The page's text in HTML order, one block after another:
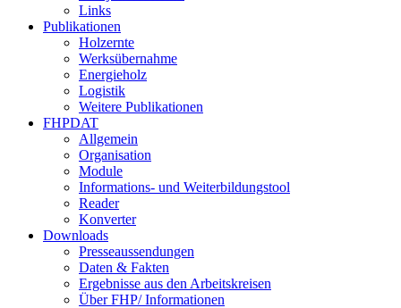
Links
Publikationen
Holzernte
Werksübernahme
Energieholz
Logistik
Weitere Publikationen
FHPDAT
Allgemein
Organisation
Module
Informations- und Weiterbildungstool
Reader
Konverter
Downloads
Presseaussendungen
Daten & Fakten
Ergebnisse aus den Arbeitskreisen
Über FHP/ Informationen